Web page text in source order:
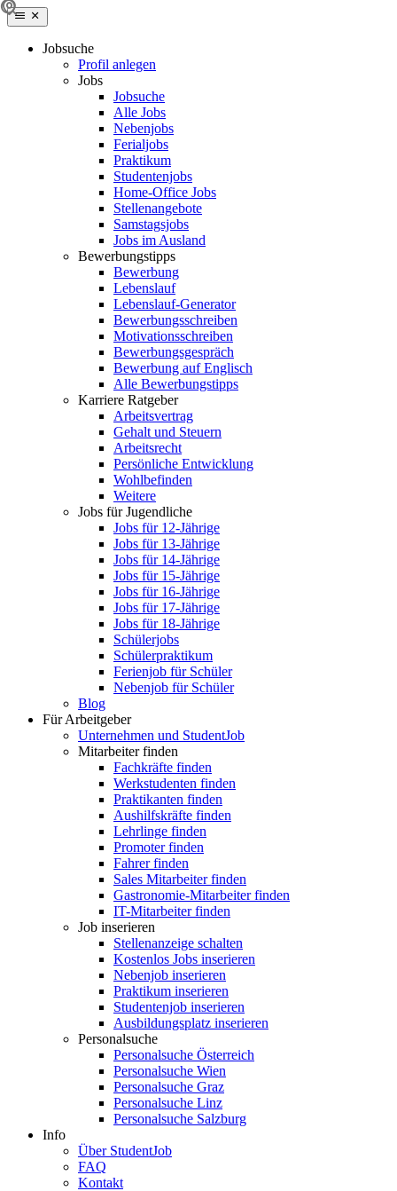
Jobsuche
Profil anlegen
Jobs
Jobsuche
Alle Jobs
Nebenjobs
Ferialjobs
Praktikum
Studentenjobs
Home-Office Jobs
Stellenangebote
Samstagsjobs
Jobs im Ausland
Bewerbungstipps
Bewerbung
Lebenslauf
Lebenslauf-Generator
Bewerbungsschreiben
Motivationsschreiben
Bewerbungsgespräch
Bewerbung auf Englisch
Alle Bewerbungstipps
Karriere Ratgeber
Arbeitsvertrag
Gehalt und Steuern
Arbeitsrecht
Persönliche Entwicklung
Wohlbefinden
Weitere
Jobs für Jugendliche
Jobs für 12-Jährige
Jobs für 13-Jährige
Jobs für 14-Jährige
Jobs für 15-Jährige
Jobs für 16-Jährige
Jobs für 17-Jährige
Jobs für 18-Jährige
Schülerjobs
Schülerpraktikum
Ferienjob für Schüler
Nebenjob für Schüler
Blog
Für Arbeitgeber
Unternehmen und StudentJob
Mitarbeiter finden
Fachkräfte finden
Werkstudenten finden
Praktikanten finden
Aushilfskräfte finden
Lehrlinge finden
Promoter finden
Fahrer finden
Sales Mitarbeiter finden
Gastronomie-Mitarbeiter finden
IT-Mitarbeiter finden
Job inserieren
Stellenanzeige schalten
Kostenlos Jobs inserieren
Nebenjob inserieren
Praktikum inserieren
Studentenjob inserieren
Ausbildungsplatz inserieren
Personalsuche
Personalsuche Österreich
Personalsuche Wien
Personalsuche Graz
Personalsuche Linz
Personalsuche Salzburg
Info
Über StudentJob
FAQ
Kontakt